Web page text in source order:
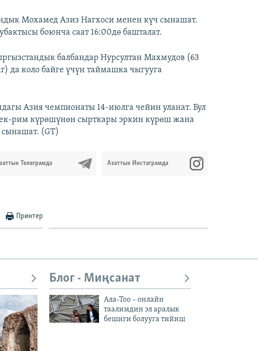
Мохамед Азиз Нагхоси менен күч сынашат.
боюнча саат 16:00дө башталат.
балбандар Нурсултан Махмудов (63
да коло байге үчүн таймашка чыгууга
Азия чемпионаты 14-июлга чейин уланат. Бул
рим күрөшүнөн сырткары эркин күрөш жана
(GT)
Телеграмда Азаттык Инстаграмда
Принтер
Блог - Миңсанат
Ала-Тоо – онлайн
таалимдин эл аралык
бешиги болууга тийиш